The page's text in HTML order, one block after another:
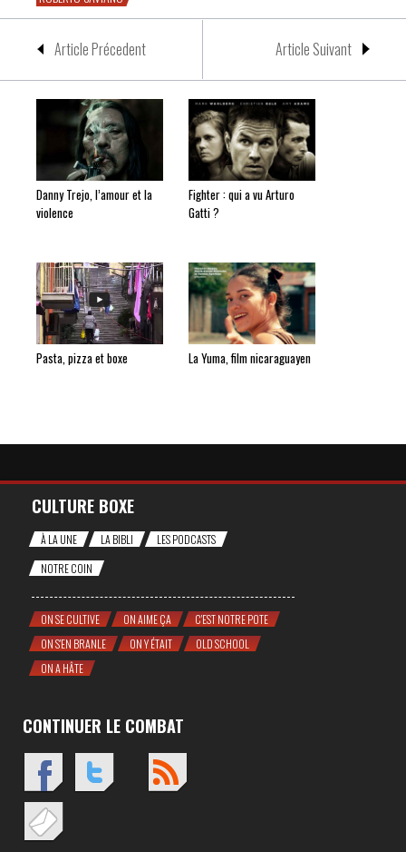
Article Précedent Article Suivant
Danny Trejo, l’amour et la
violence
Fighter : qui a vu Arturo
Gatti ?
Pasta, pizza et boxe La Yuma, film nicaraguayen
CULTURE BOXE
À LA UNE LA BIBLI
LES PODCASTS
NOTRE COIN
ON SE CULTIVE ON AIME ÇA
C'EST NOTRE POTE
ON S'EN BRANLE
ON Y ÉTAIT
OLD SCHOOL
ON A HÂTE
CONTINUER LE COMBAT